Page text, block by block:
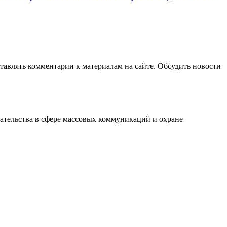
комментарии к материалам на сайте. Обсудить новости
в сфере массовых коммуникаций и охране